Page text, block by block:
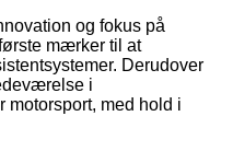
og fokus på
mærker til at
Derudover
i
motorsport, med hold i